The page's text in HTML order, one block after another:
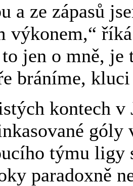
a ze zápasů
výkonem,“
jen o mně, je
bráníme,
kontech
týmu ligy
paradoxně